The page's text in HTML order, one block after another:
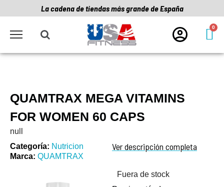
La cadena de tiendas más grande de España
QUAMTRAX MEGA VITAMINS
FOR WOMEN 60 CAPS
null
Categoría
Nutricion
Marca QUAMTRAX
Ver descripción completa
Fuera de stock